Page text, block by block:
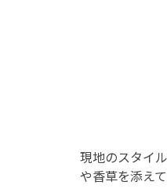
現地のスタイ
や香草を添え